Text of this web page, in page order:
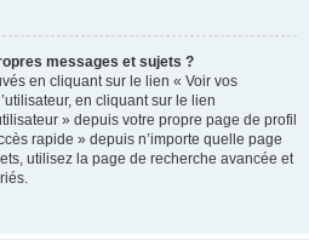
messages et sujets ?
en cliquant sur le lien « Voir vos
en cliquant sur le lien
» depuis votre propre page de profil
rapide » depuis n’importe quelle page
utilisez la page de recherche avancée et